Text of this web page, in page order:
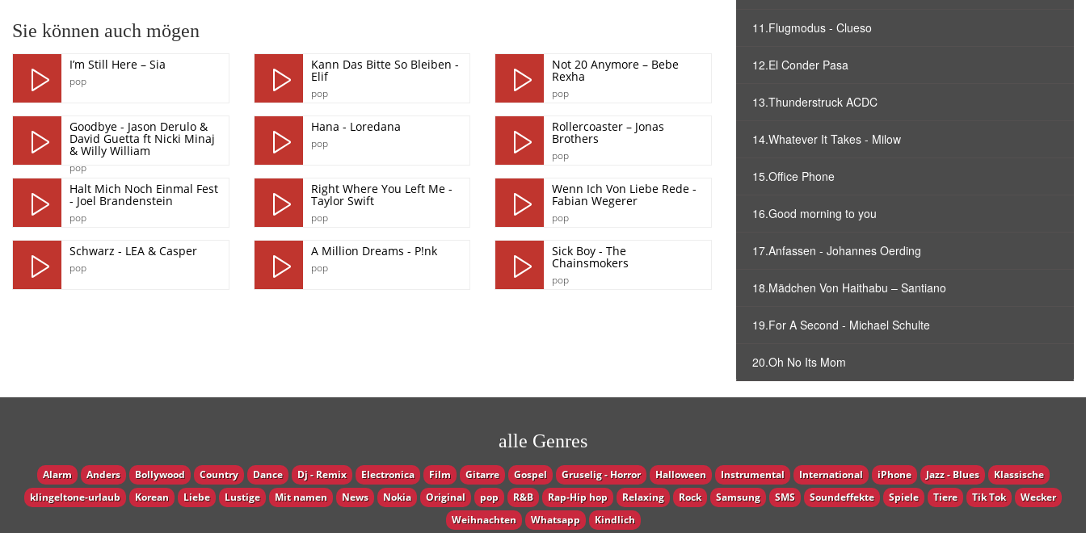
Sie können auch mögen
I’m Still Here – Sia
pop
Kann Das Bitte So Bleiben -
Elif
pop
Not 20 Anymore – Bebe
Rexha
pop
Goodbye - Jason Derulo &
David Guetta ft Nicki Minaj
& Willy William
pop
Hana - Loredana
pop
Rollercoaster – Jonas
Brothers
pop
Halt Mich Noch Einmal Fest
- Joel Brandenstein
pop
Right Where You Left Me -
Taylor Swift
pop
Wenn Ich Von Liebe Rede -
Fabian Wegerer
pop
Schwarz - LEA & Casper
pop
A Million Dreams - P!nk
pop
Sick Boy - The
Chainsmokers
pop
11.Flugmodus - Clueso
12.El Conder Pasa
13.Thunderstruck ACDC
14.Whatever It Takes - Milow
15.Office Phone
16.Good morning to you
17.Anfassen - Johannes Oerding
18.Mädchen Von Haithabu – Santiano
19.For A Second - Michael Schulte
20.Oh No Its Mom
alle Genres
Alarm Anders Bollywood Country Dance Dj - Remix Electronica Film Gitarre Gospel Gruselig - Horror Halloween Instrumental International iPhone Jazz - Blues
Klassische
klingeltone-urlaub
Korean Liebe Lustige Mit namen News Nokia Original pop R&B Rap-Hip hop Relaxing Rock Samsung SMS Soundeffekte Spiele Tiere Tik Tok
Wecker
Weihnachten
Whatsapp Кindlich